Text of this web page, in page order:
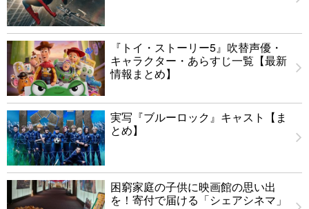
『トイ・ストーリー5』吹替声優・
キャラクター・あらすじ一覧【最新
情報まとめ】
実写『ブルーロック』キャスト【ま
とめ】
困窮家庭の子供に映画館の思い出
を！寄付で届ける「シェアシネマ」